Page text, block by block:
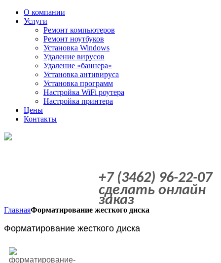
О компании
Услуги
Ремонт компьютеров
Ремонт ноутбуков
Установка Windows
Удаление вирусов
Удаление «баннера»
Установка антивируса
Установка программ
Настройка WiFi роутера
Настройка принтера
Цены
Контакты
+7 (3462) 96-22-07
сделать онлайн
заказ
ГлавнаяФорматирование жесткого диска
Форматирование жесткого диска